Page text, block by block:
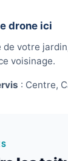
drone ici
de votre
voisinage.
: Centre,